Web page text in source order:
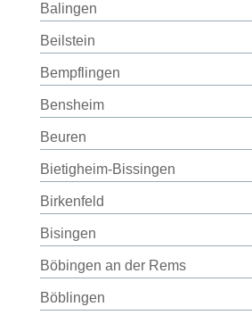
Balingen
Beilstein
Bempflingen
Bensheim
Beuren
Bietigheim-Bissingen
Birkenfeld
Bisingen
Böbingen an der Rems
Böblingen